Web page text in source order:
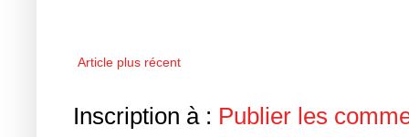
Article plus récent
Inscription à : Publier les